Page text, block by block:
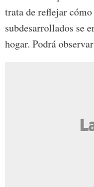
trata de reflejar
subdesarrollados se
hogar. Podrá